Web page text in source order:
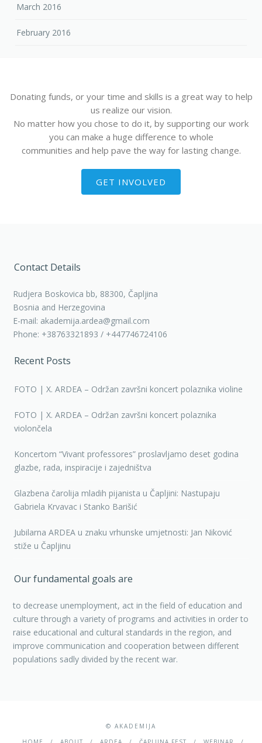
March 2016
February 2016
Donating funds, or your time and skills is a great way to help
us realize our vision.
No matter how you chose to do it, by supporting our work
you can make a huge difference to whole
communities and help pave the way for lasting change.
GET INVOLVED
Contact Details
Rudjera Boskovica bb, 88300, Čapljina
Bosnia and Herzegovina
E-mail: akademija.ardea@gmail.com
Phone: +38763321893 / +447746724106
Recent Posts
FOTO | X. ARDEA – Održan završni koncert polaznika violine
FOTO | X. ARDEA – Održan završni koncert polaznika
violončela
Koncertom “Vivant professores” proslavljamo deset godina
glazbe, rada, inspiracije i zajedništva
Glazbena čarolija mladih pijanista u Čapljini: Nastupaju
Gabriela Krvavac i Stanko Barišić
Jubilarna ARDEA u znaku vrhunske umjetnosti: Jan Niković
stiže u Čapljinu
Our fundamental goals are
to decrease unemployment, act in the field of education and
culture through a variety of programs and activities in order to
raise educational and cultural standards in the region, and
improve communication and cooperation between different
populations sadly divided by the recent war.
© AKADEMIJA